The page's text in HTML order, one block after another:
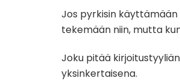
Jos pyrkisin
tekemään niin, mutta
Joku pitää
yksinkertaisena.